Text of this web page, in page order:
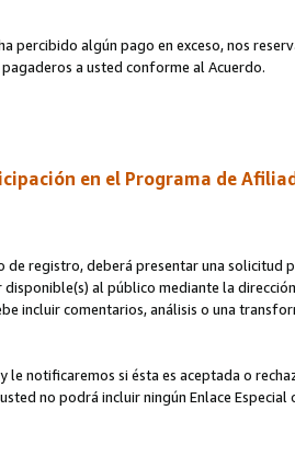
percibido algún pago en exceso, nos
a usted conforme al Acuerdo.
en el Programa de
de registro, deberá presentar una solicitud
al público mediante la
incluir comentarios, análisis o una
le notificaremos si ésta es aceptada o
no podrá incluir ningún Enlace